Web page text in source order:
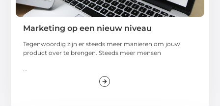
Marketing op een nieuw niveau
Tegenwoordig zijn er steeds meer manieren om jouw
product over te brengen. Steeds meer mensen